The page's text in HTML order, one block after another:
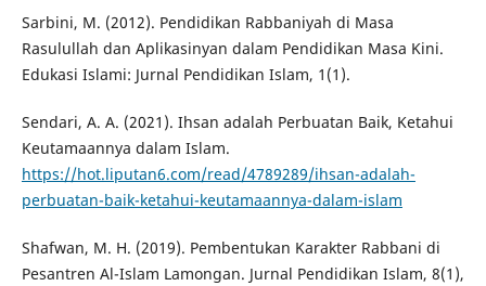
Sarbini, M. (2012). Pendidikan Rabbaniyah di Masa
Rasulullah dan Aplikasinyan dalam Pendidikan Masa Kini.
Edukasi Islami: Jurnal Pendidikan Islam, 1(1).
Sendari, A. A. (2021). Ihsan adalah Perbuatan Baik, Ketahui
Keutamaannya dalam Islam.
https://hot.liputan6.com/read/4789289/ihsan-adalah-
perbuatan-baik-ketahui-keutamaannya-dalam-islam
Shafwan, M. H. (2019). Pembentukan Karakter Rabbani di
Pesantren Al-Islam Lamongan. Jurnal Pendidikan Islam, 8(1),